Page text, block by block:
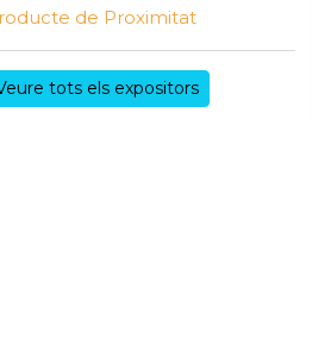
de Proximitat
tots els expositors